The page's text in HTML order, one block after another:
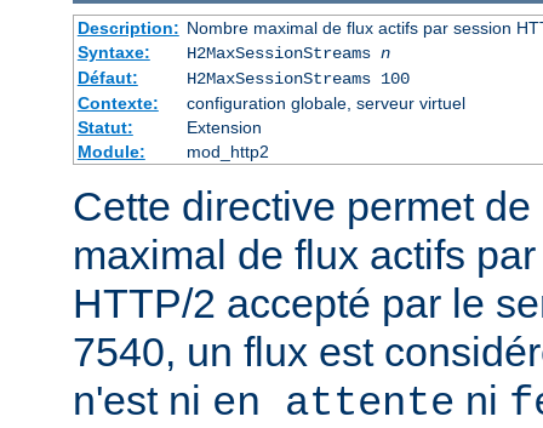
Description: Nombre maximal de flux actifs par session
Syntaxe:
H2MaxSessionStreams n
Défaut:
H2MaxSessionStreams 100
Contexte:
configuration globale, serveur virtuel
Statut:
Extension
Module:
mod_http2
Cette directive permet
maximal de flux actifs
HTTP/2 accepté par le
7540, un flux est
n'est ni en attente ni